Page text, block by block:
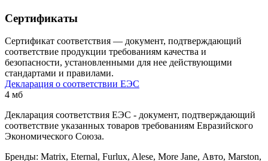
Сертификаты
Сертификат соответствия — документ, подтверждающий
соответствие продукции требованиям качества и
безопасности, установленными для нее действующими
стандартами и правилами.
Декларация о соответствии ЕЭС
4 мб
Декларация соответствия ЕЭС - документ, подтверждающий
соответствие указанных товаров требованиям Евразийского
Экономического Союза.
Бренды: Matrix, Eternal, Furlux, Alese, More Jane, Авто, Marston,